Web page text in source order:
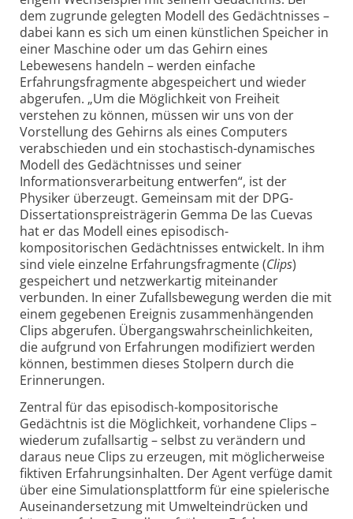
dem zugrunde gelegten Modell des Gedächtnisses –
dabei kann es sich um einen künstlichen Speicher in
einer Maschine oder um das Gehirn eines
Lebewesens handeln – werden einfache
Erfahrungsfragmente abgespeichert und wieder
abgerufen. „Um die Möglichkeit von Freiheit
verstehen zu können, müssen wir uns von der
Vorstellung des Gehirns als eines Computers
verabschieden und ein stochastisch-dynamisches
Modell des Gedächtnisses und seiner
Informationsverarbeitung entwerfen“, ist der
Physiker überzeugt. Gemeinsam mit der DPG-
Dissertationspreisträgerin Gemma De las Cuevas
hat er das Modell eines episodisch-
kompositorischen Gedächtnisses entwickelt. In ihm
sind viele einzelne Erfahrungsfragmente (Clips)
gespeichert und netzwerkartig miteinander
verbunden. In einer Zufallsbewegung werden die mit
einem gegebenen Ereignis zusammenhängenden
Clips abgerufen. Übergangswahrscheinlichkeiten,
die aufgrund von Erfahrungen modifiziert werden
können, bestimmen dieses Stolpern durch die
Erinnerungen.
Zentral für das episodisch-kompositorische
Gedächtnis ist die Möglichkeit, vorhandene Clips –
wiederum zufallsartig – selbst zu verändern und
daraus neue Clips zu erzeugen, mit möglicherweise
fiktiven Erfahrungsinhalten. Der Agent verfüge damit
über eine Simulationsplattform für eine spielerische
Auseinandersetzung mit Umwelteindrücken und